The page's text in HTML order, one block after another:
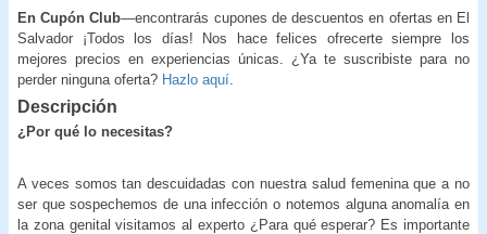
En Cupón Club—encontrarás cupones de descuentos en ofertas en El
Salvador ¡Todos los días! Nos hace felices ofrecerte siempre los
mejores precios en experiencias únicas. ¿Ya te suscribiste para no
perder ninguna oferta? Hazlo aquí
Descripción
¿Por qué lo necesitas?
A veces somos tan descuidadas con nuestra salud femenina que a no
ser que sospechemos de una infección o notemos alguna anomalía en
la zona genital visitamos al experto ¿Para qué esperar? Es importante